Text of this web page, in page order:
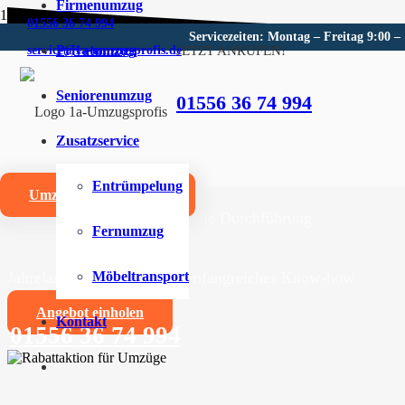
01556 36 74 994
service@1a-umzugsprofis.de
Servicezeiten: Montag – Freitag 9:00 –
JETZT ANRUFEN!
01556 36 74 994
Firmenumzug
Privatumzug
Seniorenumzug
Zusatzservice
Entrümpelung
Fernumzug
Möbeltransport
Kontakt
Umzugskostenrechner
Umzugsunternehmen für
Wir sind Ihr kompetentes Umzugsunternehmen für
Zuverlässige und professionelle Durchführung
Jahrelange Erfahrung und umfangreiches Know-how
Angebot einholen
01556 36 74 994